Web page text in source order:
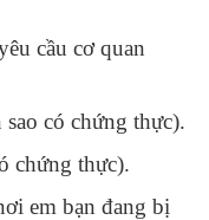
cầu cơ quan
có chứng thực).
chứng thực).
em bạn đang bị